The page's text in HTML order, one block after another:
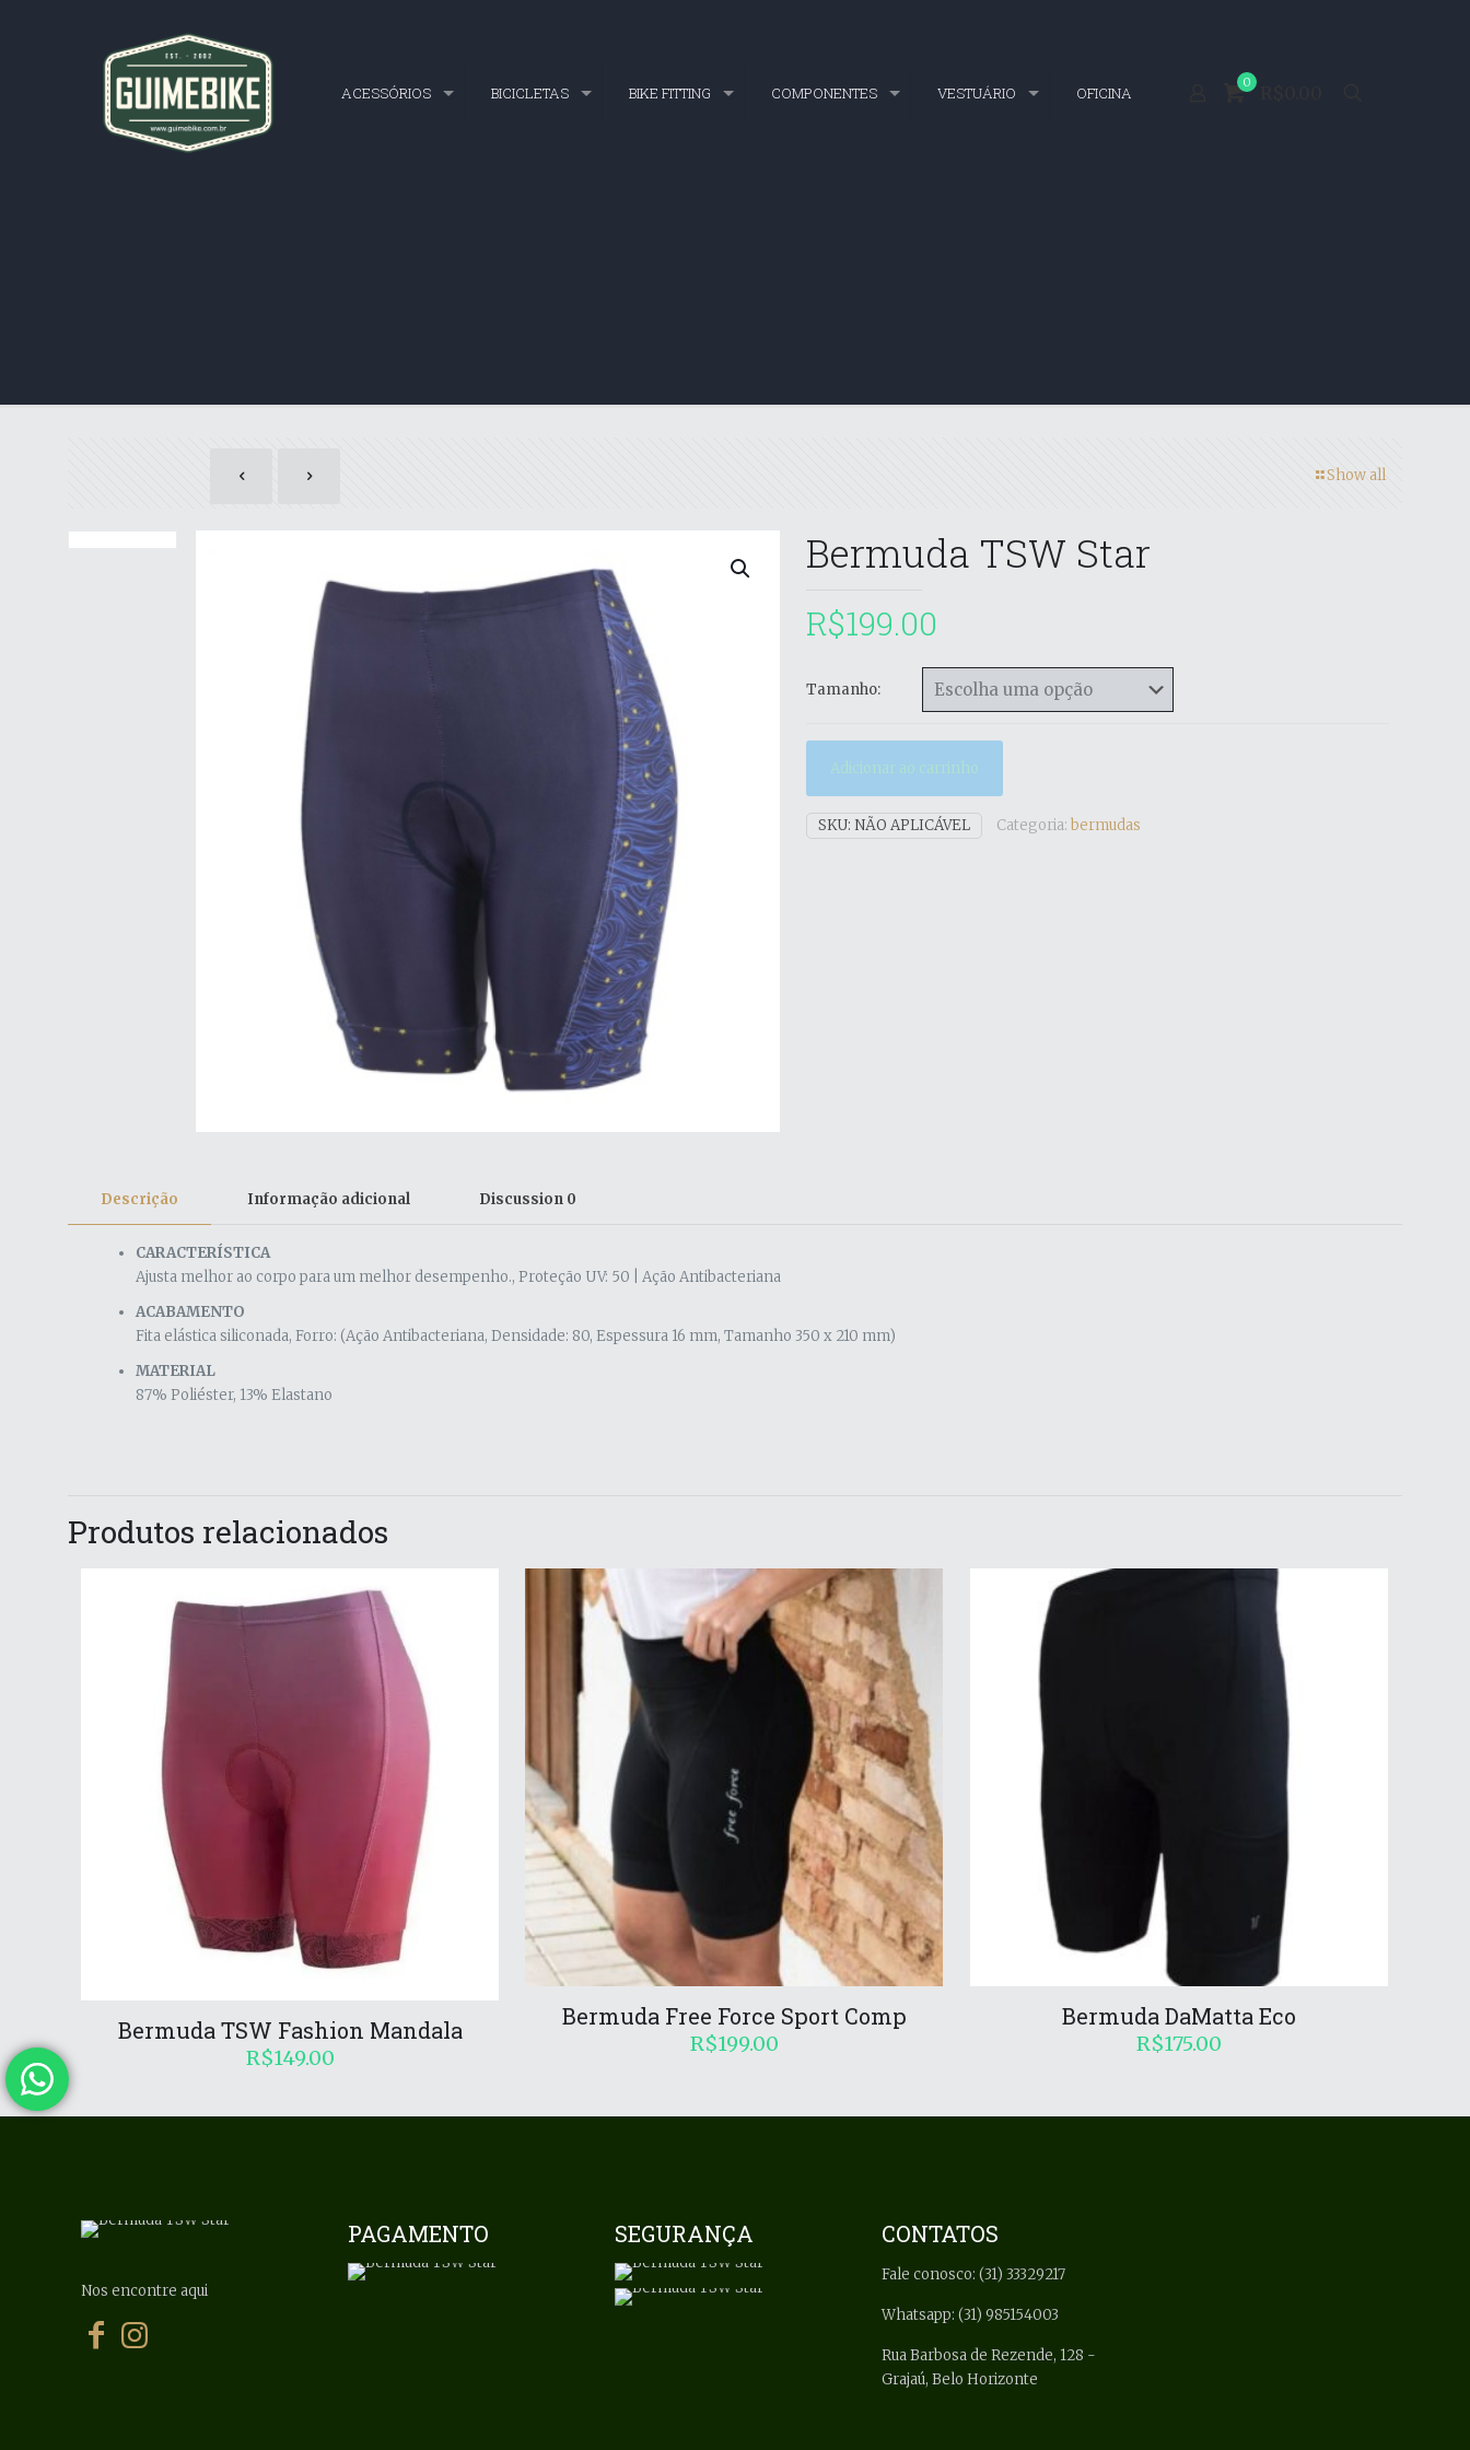
ACESSÓRIOS BICICLETAS BIKE FITTING COMPONENTES VESTUÁRIO OFICINA
0
Show all
Bermuda TSW Star
R$199.00
Tamanho:
Adicionar ao carrinho
SKU: NÃO APLICÁVEL Categoria: bermudas
Descrição Informação adicional Discussion 0
CARACTERÍSTICA
Ajusta melhor ao corpo para um melhor desempenho., Proteção UV: 50 | Ação Antibacteriana
ACABAMENTO
Fita elástica siliconada, Forro: (Ação Antibacteriana, Densidade: 80, Espessura 16 mm, Tamanho 350 x 210 mm)
MATERIAL
87% Poliéster, 13% Elastano
Produtos relacionados
Bermuda TSW Fashion Mandala
R$149.00
Bermuda Free Force Sport Comp
R$199.00
Bermuda DaMatta Eco
R$175.00
Nos encontre aqui
PAGAMENTO SEGURANÇA CONTATOS
Fale conosco: (31) 33329217
Whatsapp: (31) 985154003
Rua Barbosa de Rezende, 128 -
Grajaú, Belo Horizonte